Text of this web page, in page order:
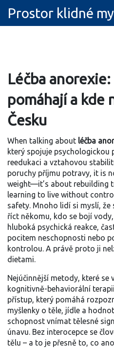
Prostor klidné
Léčba
pomáhají a kde
Česku
When talking about léčba
který spojuje psychologickou
reedukaci a vztahovou
poruchy příjmu potravy, it is
weight—it’s about rebuilding
learning to live without
safety. Mnoho lidí si myslí, že
říct někomu, kdo se bojí
hluboká psychická reakce,
pocitem neschopnosti nebo
kontrolou. A právě proto ji
dietami.
Nejúčinnější metody, které se
kognitivně-behaviorální
přístup, který pomáhá
myšlenky o těle, jídle a
schopnost vnímat tělesné
únavu. Bez interocepce se
tělu – a to je přesně to, co